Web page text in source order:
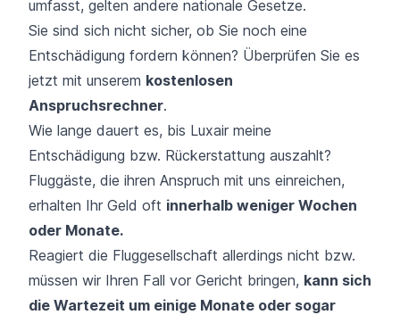
umfasst, gelten andere nationale Gesetze.
Sie sind sich nicht sicher, ob Sie noch eine
Entschädigung fordern können? Überprüfen Sie es
jetzt mit unserem kostenlosen
Anspruchsrechner.
Wie lange dauert es, bis Luxair meine
Entschädigung bzw. Rückerstattung auszahlt?
Fluggäste, die ihren Anspruch mit uns einreichen,
erhalten Ihr Geld oft innerhalb weniger Wochen
oder Monate.
Reagiert die Fluggesellschaft allerdings nicht bzw.
müssen wir Ihren Fall vor Gericht bringen, kann sich
die Wartezeit um einige Monate oder sogar